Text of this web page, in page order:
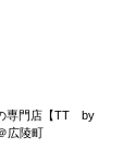
専門店【TT by
広陵町